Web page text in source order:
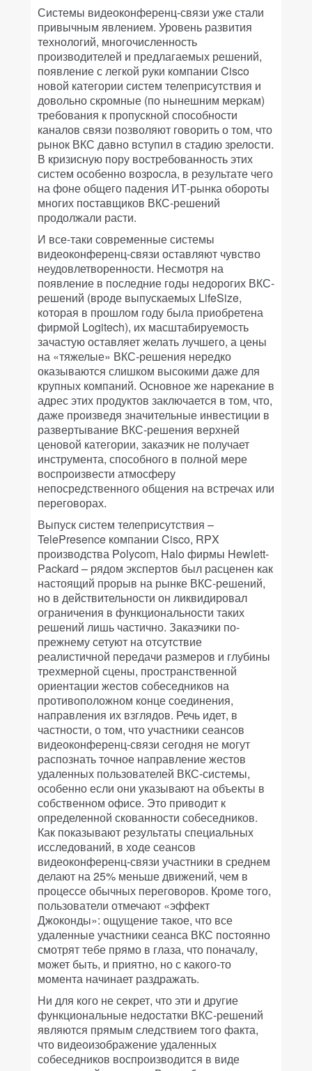
Системы видеоконференц-связи уже стали
привычным явлением. Уровень развития
технологий, многочисленность
производителей и предлагаемых решений,
появление с легкой руки компании Cisco
новой категории систем телеприсутствия и
довольно скромные (по нынешним меркам)
требования к пропускной способности
каналов связи позволяют говорить о том, что
рынок ВКС давно вступил в стадию зрелости.
В кризисную пору востребованность этих
систем особенно возросла, в результате чего
на фоне общего падения ИТ-рынка обороты
многих поставщиков ВКС-решений
продолжали расти.
И все-таки современные системы
видеоконференц-связи оставляют чувство
неудовлетворенности. Несмотря на
появление в последние годы недорогих ВКС-
решений (вроде выпускаемых LifeSize,
которая в прошлом году была приобретена
фирмой Logitech), их масштабируемость
зачастую оставляет желать лучшего, а цены
на «тяжелые» ВКС-решения нередко
оказываются слишком высокими даже для
крупных компаний. Основное же нарекание в
адрес этих продуктов заключается в том, что,
даже произведя значительные инвестиции в
развертывание ВКС-решения верхней
ценовой категории, заказчик не получает
инструмента, способного в полной мере
воспроизвести атмосферу
непосредственного общения на встречах или
переговорах.
Выпуск систем телеприсутствия –
TelePresence компании Cisco, RPX
производства Polycom, Halo фирмы Hewlett-
Packard – рядом экспертов был расценен как
настоящий прорыв на рынке ВКС-решений,
но в действительности он ликвидировал
ограничения в функциональности таких
решений лишь частично. Заказчики по-
прежнему сетуют на отсутствие
реалистичной передачи размеров и глубины
трехмерной сцены, пространственной
ориентации жестов собеседников на
противоположном конце соединения,
направления их взглядов. Речь идет, в
частности, о том, что участники сеансов
видеоконференц-связи сегодня не могут
распознать точное направление жестов
удаленных пользователей ВКС-системы,
особенно если они указывают на объекты в
собственном офисе. Это приводит к
определенной скованности собеседников.
Как показывают результаты специальных
исследований, в ходе сеансов
видеоконференц-связи участники в среднем
делают на 25% меньше движений, чем в
процессе обычных переговоров. Кроме того,
пользователи отмечают «эффект
Джоконды»: ощущение такое, что все
удаленные участники сеанса ВКС постоянно
смотрят тебе прямо в глаза, что поначалу,
может быть, и приятно, но с какого-то
момента начинает раздражать.
Ни для кого не секрет, что эти и другие
функциональные недостатки ВКС-решений
являются прямым следствием того факта,
что видеоизображение удаленных
собеседников воспроизводится в виде